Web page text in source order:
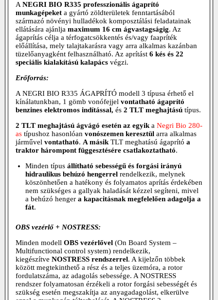
A NEGRI BIO R335 professzionális ágaprító
munkagépeket a gyártó zöldterületek fenntartásából
származó növényi hulladékok komposztálási feladatainak
ellátására ajánlja maximum 16 cm ágvastagságig. Az
ágaprítás célja a térfogatcsökkentés és/vagy faapríték
előállítása, mely talajtakarásra vagy arra alkalmas kazánban
tüzelőanyagként felhasználható. Az aprítást 6 kés és 22
speciális kialakítású kalapács végzi.
Erőforrás:
A NEGRI BIO R335 ÁGAPRÍTÓ modell 3 típusa érhető el
kínálatunkban, 1 gömb vonófejjel vontatható ágaprító
benzines elektromos indítással, és 2 TLT meghajtású típus.
2 TLT meghajtású ágvágó esetén az egyik a Negri Bio 280-
as típushoz hasonlóan vonószemen keresztül arra alkalmas
járművel vontatható. A másik TLT meghatású ágaprító a
traktor hárompont függesztésére csatlakoztatható.
Minden típus állítható sebességű és forgási irányú
hidraulikus behúzó hengerrel rendelkezik, melynek
köszönhetően a hatékony és folyamatos aprítás érdekében
nem szükséges a gallyak haladását kézzel segíteni, mivel
a behúzó henger a kapacitásnak megfelelően adagolja a
fát.
OBS vezérlő + NOSTRESS:
Minden modell OBS vezérlővel (On Board System –
Multifunctional control system) rendelkezik,
kiegészítve NOSTRESS rendszerrel. A kijelzőn többek
között megtekinthető a rész és a teljes üzemóra, a rotor
fordulatszáma, az adagolás sebessége. A NOSTRESS
rendszer folyamatosan érzékeli a rotor forgási sebességét és
szükség esetén megszakítja az anyagadagolást, elkerülve